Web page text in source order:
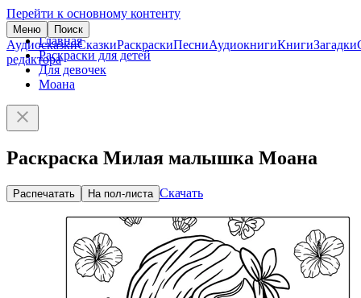
Перейти к основному контенту
Меню Поиск
АудиосказкиСказкиРаскраскиПесниАудиокнигиКнигиЗагадки
редактора
Главная
Раскраски для детей
Для девочек
Моана
Раскраска Милая малышка Моана
Распечатать На пол-листа Скачать